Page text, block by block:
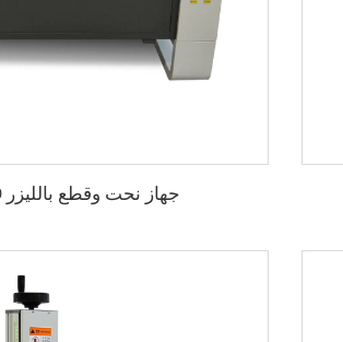
جهاز نحت وقطع بالليزر 9060